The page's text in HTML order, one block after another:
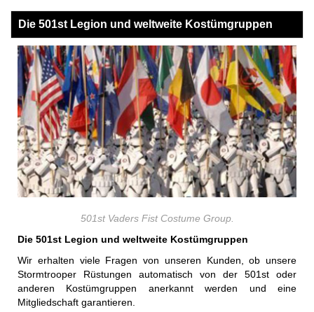
Die 501st Legion und weltweite Kostümgruppen
501st Vaders Fist Costume Group.
Die 501st Legion und weltweite Kostümgruppen
Wir erhalten viele Fragen von unseren Kunden, ob unsere
Stormtrooper Rüstungen automatisch von der 501st oder
anderen Kostümgruppen anerkannt werden und eine
Mitgliedschaft garantieren.